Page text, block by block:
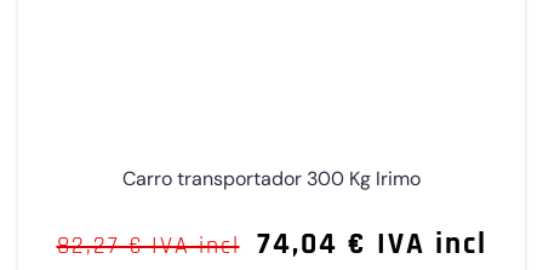
Carro transportador 300 Kg Irimo
82,27 € IVA incl 74,04 € IVA incl